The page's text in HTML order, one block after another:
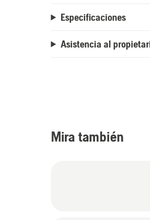
Especificaciones
Asistencia al
Mira también